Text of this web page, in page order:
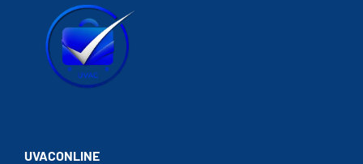
UVACONLINE